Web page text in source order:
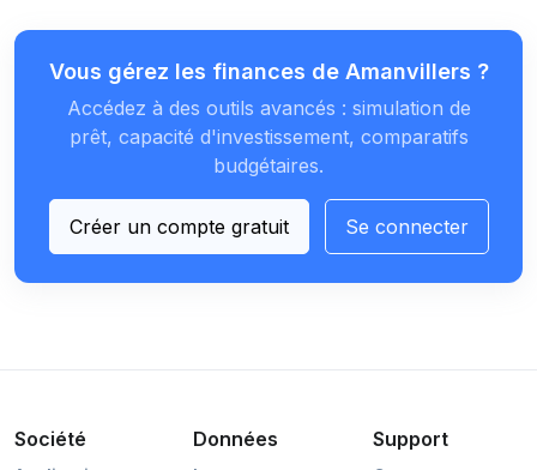
Vous gérez les finances de Amanvillers ?
Accédez à des outils avancés : simulation de
prêt, capacité d'investissement, comparatifs
budgétaires.
Créer un compte gratuit Se connecter
Société Données Support